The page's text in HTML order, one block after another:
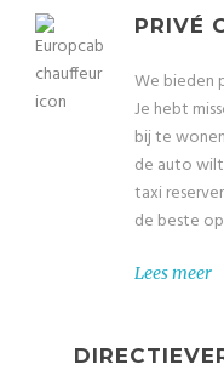
PRIVÉ
We bieden
Je hebt
bij te
de auto
taxi
de beste
Lees meer